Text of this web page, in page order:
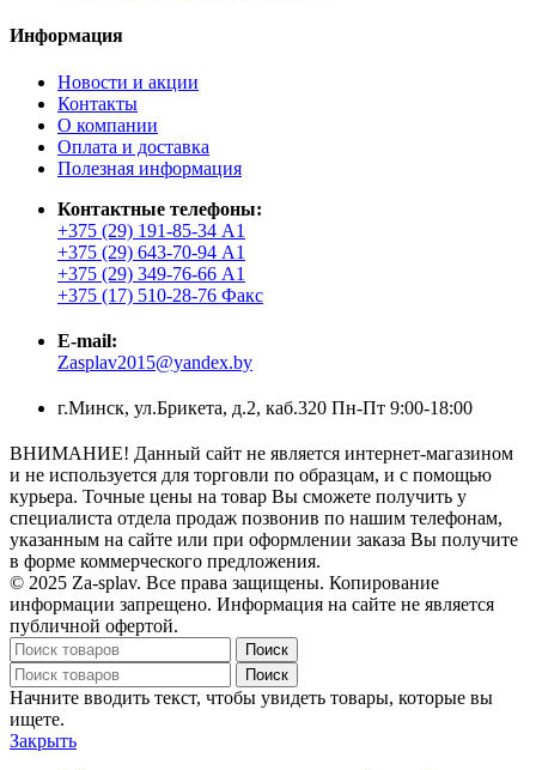
Информация
Новости и акции
Контакты
О компании
Оплата и доставка
Полезная информация
Контактные телефоны:
+375 (29) 191-85-34 А1
+375 (29) 643-70-94 А1
+375 (29) 349-76-66 А1
+375 (17) 510-28-76 Факс
E-mail:
Zasplav2015@yandex.by
г.Минск, ул.Брикета, д.2, каб.320 Пн-Пт 9:00-18:00
ВНИМАНИЕ! Данный сайт не является интернет-магазином
и не используется для торговли по образцам, и с помощью
курьера. Точные цены на товар Вы сможете получить у
специалиста отдела продаж позвонив по нашим телефонам,
указанным на сайте или при оформлении заказа Вы получите
в форме коммерческого предложения.
© 2025 Za-splav. Все права защищены. Копирование
информации запрещено. Информация на сайте не является
публичной офертой.
Поиск
Поиск
Начните вводить текст, чтобы увидеть товары, которые вы
ищете.
Закрыть